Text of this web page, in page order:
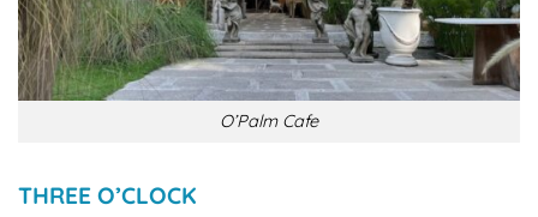
O’Palm Cafe
THREE O’CLOCK